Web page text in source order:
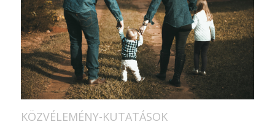
KÖZVÉLEMÉNY-KUTATÁSOK